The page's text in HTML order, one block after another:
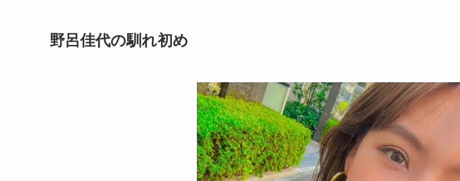
野呂佳代の馴れ初め